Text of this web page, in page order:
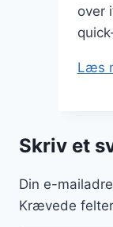
over
Læs
Skriv et
Din e-
Krævede